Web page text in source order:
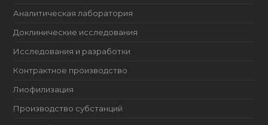
Аналитическая лаборатория
Доклинические исследования
Исследования и разработки
Контрактное производство
Лиофилизация
Производство субстанций